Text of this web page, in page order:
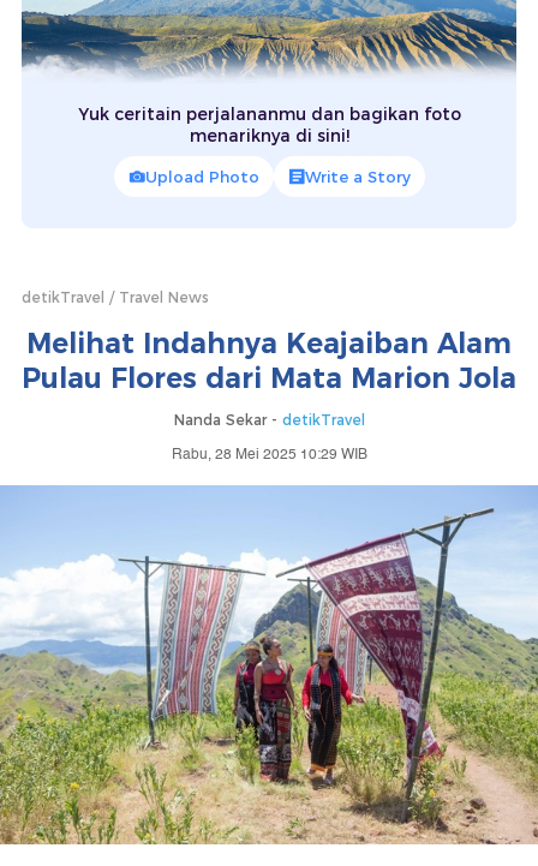
Yuk ceritain perjalananmu dan bagikan foto
menariknya di sini!
Upload Photo Write a Story
detikTravel Travel News
Melihat Indahnya Keajaiban Alam
Pulau Flores dari Mata Marion Jola
Nanda Sekar - detikTravel
Rabu, 28 Mei 2025 10:29 WIB